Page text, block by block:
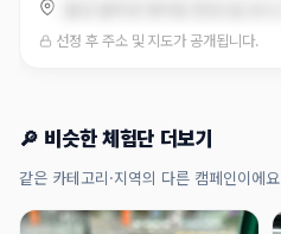
선정 후 주소 및 지도가 공개됩니다.
🔎 비슷한 체험단 더보기
같은 카테고리·지역의 다른 캠페인이에요